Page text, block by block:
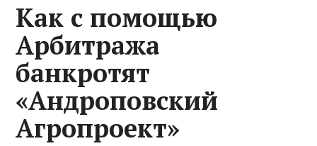
Как с помощью
Арбитража
банкротят
«Андроповский
Агропроект»